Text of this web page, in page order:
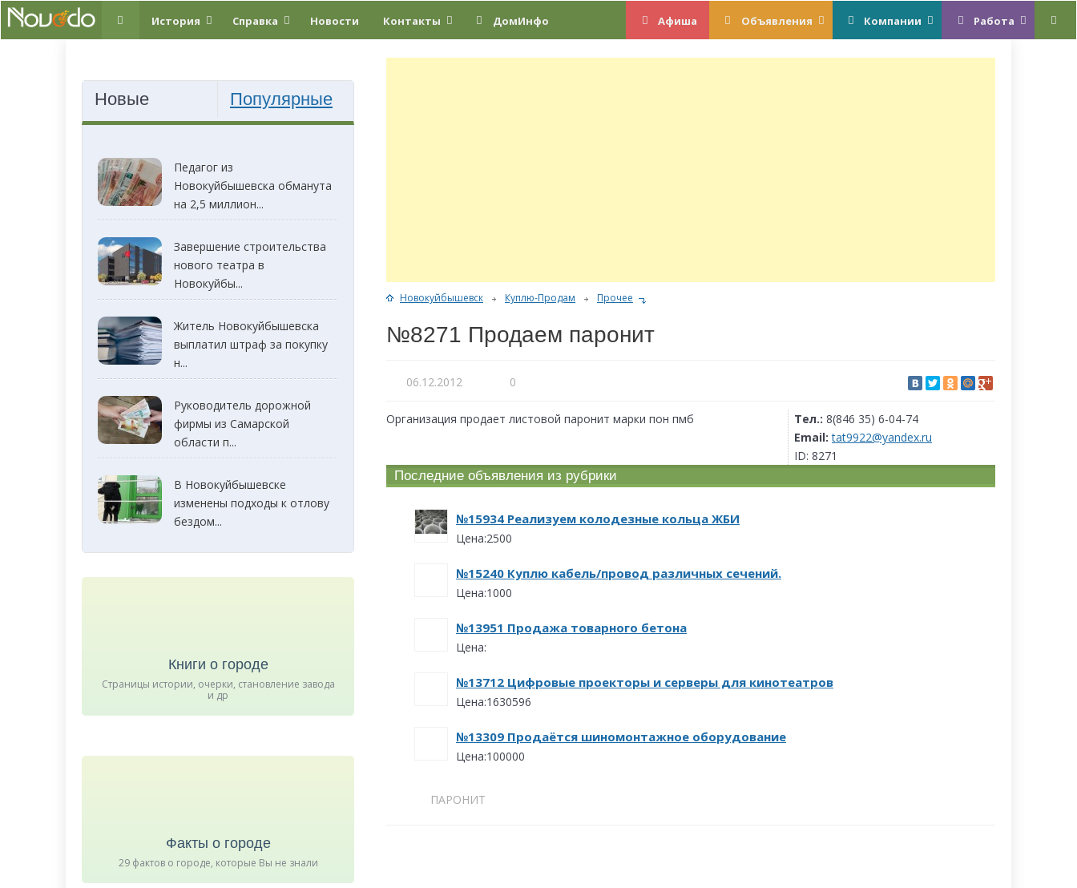
История Справка Новости Контакты Работа
Компании
Объявления
Афиша
ДомИнфо
Новокуйбышевск Куплю-Продам Прочее
№8271 Продаем паронит
06.12.2012 0
Организация продает листовой паронит марки пон пмб Тел.: 8(846 35) 6-04-74
Email:tat9922@yandex.ru
ID: 8271
Последние объявления из рубрики
№15934 Реализуем колодезные кольца ЖБИ
Цена:2500
№15240 Куплю кабель/провод различных сечений.
Цена:1000
№13951 Продажа товарного бетона
Цена:
№13712 Цифровые проекторы и серверы для кинотеатров
Цена:1630596
№13309 Продаётся шиномонтажное оборудование
Цена:100000
ПАРОНИТ
Новые Популярные
Педагог из
Новокуйбышевска обманута
на 2,5 миллион...
Завершение строительства
нового театра в
Новокуйбы...
Житель Новокуйбышевска
выплатил штраф за покупку
н...
Руководитель дорожной
фирмы из Самарской
области п...
В Новокуйбышевске
изменены подходы к отлову
бездом...
Книги о городе
Страницы истории, очерки, становление завода
и др
Факты о городе
29 фактов о городе, которые Вы не знали